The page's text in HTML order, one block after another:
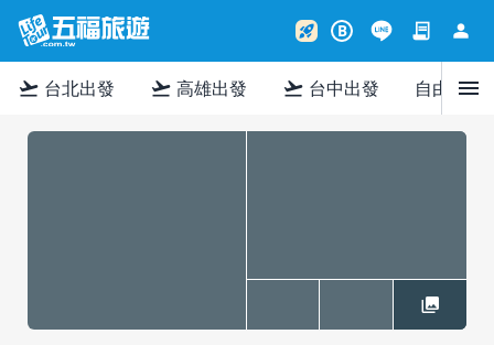
rocket_launch B contract person
flight_takeoff 台北出發 flight_takeoff 高雄出發 flight_takeoff 台中出發 自由行menu